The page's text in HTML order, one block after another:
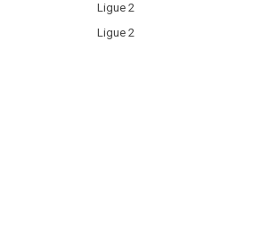
Ligue 2
Ligue 2